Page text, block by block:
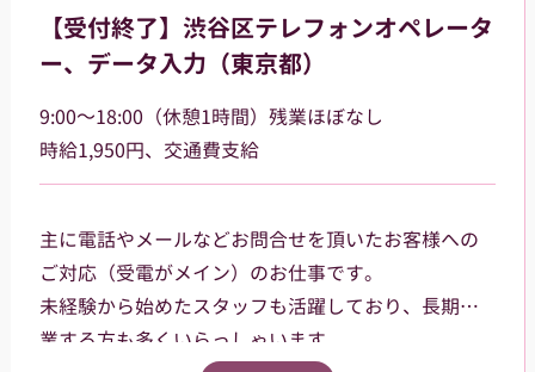
★女性が活躍中のお仕事です★
【受付終了】渋谷区テレフォンオペレータ
ー、データ入力（東京都）
9:00～18:00（休憩1時間）残業ほぼなし
時給1,950円、交通費支給
主に電話やメールなどお問合せを頂いたお客様への
ご対応（受電がメイン）のお仕事です。
未経験から始めたスタッフも活躍しており、長期就
業する方も多くいらっしゃいます。